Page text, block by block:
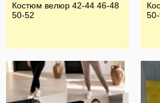
Костюм велюр 42-44 46-48
50-52